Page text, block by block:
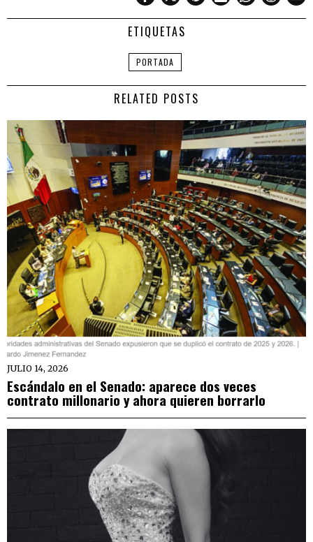
ETIQUETAS
PORTADA
RELATED POSTS
JULIO 14, 2026
Escándalo en el Senado: aparece dos veces
contrato millonario y ahora quieren borrarlo